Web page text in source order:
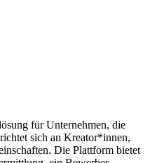
für Unternehmen, die
sich an Kreator*innen,
Die Plattform bietet